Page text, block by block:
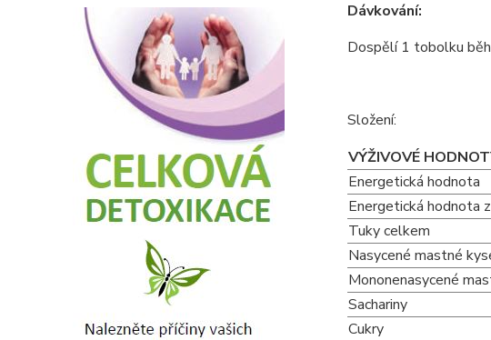
Dávkování:
Dospělí 1 tobolku
Složení:
VÝŽIVOVÉ
Energetická hodnota
Energetická hodnota
Tuky celkem
Nasycené mastné
Mononenasycené
Sachariny
Cukry